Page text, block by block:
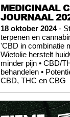
MEDICINAAL
JOURNAAL
18 oktober 2024-
terpenen en
'CBD in combinatie
Wietolie herstelt
minder pijn • CBD/
behandelen •
CBD, THC en CBG